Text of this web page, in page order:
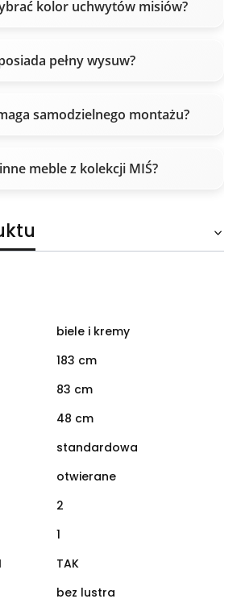
kolor uchwytów misiów?
pełny wysuw?
samodzielnego montażu?
meble z kolekcji MIŚ?
biele i kremy
183 cm
83 cm
48 cm
standardowa
otwierane
2
1
TAK
bez lustra